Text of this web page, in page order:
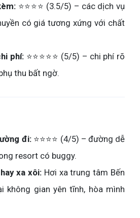
⭐⭐⭐⭐ (3.5/5) – các dịch vụ
có giá tương xứng với chất
phí:⭐⭐⭐⭐⭐ (5/5) – chi phí rõ
thu bất ngờ.
đi:⭐⭐⭐⭐ (4/5) – đường dễ
resort có buggy.
xa xôi: Hơi xa trung tâm Bến
không gian yên tĩnh, hòa mình